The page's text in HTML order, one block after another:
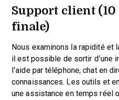
Support client (10
finale)
Nous examinons la rapidité et
il est possible de sortir d’une
l’aide par téléphone, chat en
connaissances. Les outils et
une assistance en temps réel